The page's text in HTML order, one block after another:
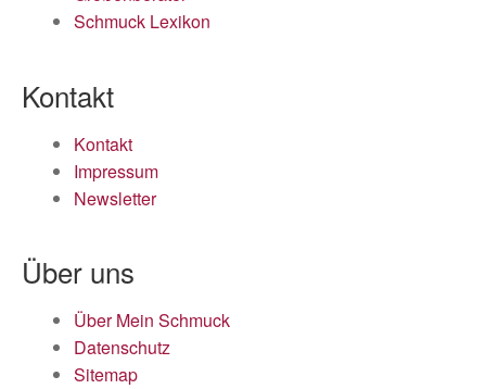
Schmuck Lexikon
Kontakt
Kontakt
Impressum
Newsletter
Über uns
Über Mein Schmuck
Datenschutz
Sitemap